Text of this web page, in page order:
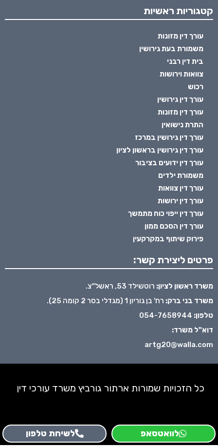
קטגוריות ראשיות
עורך דין מזונות
משמורת בעת גירושין
בית דין רבני
צוואות וירושות
רכוש
עורך דין גירושין
עורך דין מזונות
התרת נישואין
עורך דין גירושין במרכז
עורך דין גירושין בראשון לציון
עורך דין ידועים בציבור
משמורת ילדים
עורך דין צוואות
עורך דין ירושות
עורך דין ייפוי כוח מתמשך
עורך דין הסכם ממון
פירוק שיתוף במקרקעין
פרטים ליצירת קשר:
משרד ראשון לציון: רוטשילד 53, ראשל"צ.
משרד בני ברק: רח' בן גוריון 1 (מגדלי בסר 2 קומה 25).
טלפון: 054-7658944
דוא"ל משרד:
artg20@walla.com
כל הזכויות שמורות ארתור גורביץ משרד עורכי דין
לוואטסאפ לשיחת טלפון